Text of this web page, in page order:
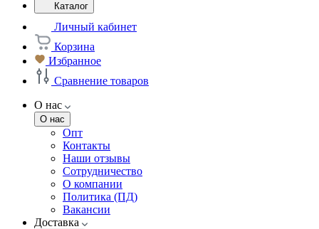
Каталог
Личный кабинет
Корзина
Избранное
Сравнение товаров
О нас
О нас
Опт
Контакты
Наши отзывы
Сотрудничество
О компании
Политика (ПД)
Вакансии
Доставка